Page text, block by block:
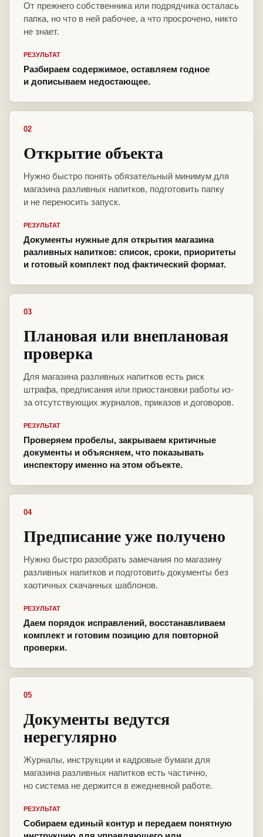
От прежнего собственника или подрядчика осталась
папка, но что в ней рабочее, а что просрочено, никто
не знает.
РЕЗУЛЬТАТ
Разбираем содержимое, оставляем годное
и дописываем недостающее.
02
Открытие объекта
Нужно быстро понять обязательный минимум для
магазина разливных напитков, подготовить папку
и не переносить запуск.
РЕЗУЛЬТАТ
Документы нужные для открытия магазина
разливных напитков: список, сроки, приоритеты
и готовый комплект под фактический формат.
03
Плановая или внеплановая
проверка
Для магазина разливных напитков есть риск
штрафа, предписания или приостановки работы из-
за отсутствующих журналов, приказов и договоров.
РЕЗУЛЬТАТ
Проверяем пробелы, закрываем критичные
документы и объясняем, что показывать
инспектору именно на этом объекте.
04
Предписание уже получено
Нужно быстро разобрать замечания по магазину
разливных напитков и подготовить документы без
хаотичных скачанных шаблонов.
РЕЗУЛЬТАТ
Даем порядок исправлений, восстанавливаем
комплект и готовим позицию для повторной
проверки.
05
Документы ведутся
нерегулярно
Журналы, инструкции и кадровые бумаги для
магазина разливных напитков есть частично,
но система не держится в ежедневной работе.
РЕЗУЛЬТАТ
Собираем единый контур и передаем понятную